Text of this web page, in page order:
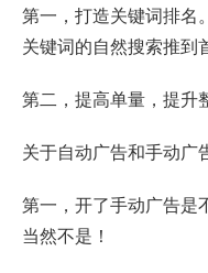
第一，打造关键词排名
关键词的自然搜索推到
第二，提高单量，提升
关于自动广告和手动广
第一，开了手动广告是
当然不是！